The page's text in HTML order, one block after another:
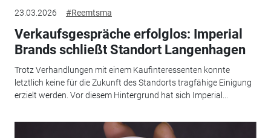
23.03.2026 #Reemtsma
Verkaufsgespräche erfolglos: Imperial
Brands schließt Standort Langenhagen
Trotz Verhandlungen mit einem Kaufinteressenten konnte
letztlich keine für die Zukunft des Standorts tragfähige Einigung
erzielt werden. Vor diesem Hintergrund hat sich Imperial...